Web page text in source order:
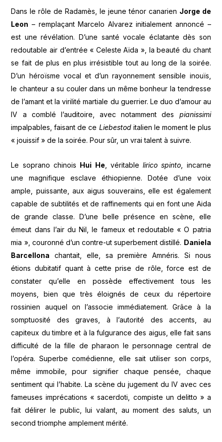
Dans le rôle de Radamès, le jeune ténor canarien Jorge de
Leon – remplaçant Marcelo Alvarez initialement annoncé –
est une révélation. D’une santé vocale éclatante dès son
redoutable air d’entrée « Celeste Aïda », la beauté du chant
se fait de plus en plus irrésistible tout au long de la soirée.
D’un héroïsme vocal et d’un rayonnement sensible inouïs,
le chanteur a su couler dans un même bonheur la tendresse
de l’amant et la virilité martiale du guerrier. Le duo d’amour au
IV a comblé l’auditoire, avec notamment des pianissimi
impalpables, faisant de ce Liebestoditalien le moment le plus
« jouissif » de la soirée. Pour sûr, un vrai talent à suivre.
Le soprano chinois Hui He, véritablelirico spinto, incarne
une magnifique esclave éthiopienne. Dotée d’une voix
ample, puissante, aux aigus souverains, elle est également
capable de subtilités et de raffinements qui en font une Aida
de grande classe. D’une belle présence en scène, elle
émeut dans l’air du Nil, le fameux et redoutable « O patria
mia », couronné d’un contre-ut superbement distillé. Daniela
Barcellona chantait, elle, sa première Amnéris. Si nous
étions dubitatif quant à cette prise de rôle, force est de
constater qu’elle en possède effectivement tous les
moyens, bien que très éloignés de ceux du répertoire
rossinien auquel on l’associe immédiatement. Grâce à la
somptuosité des graves, à l’autorité des accents, au
capiteux du timbre et à la fulgurance des aigus, elle fait sans
difficulté de la fille de pharaon le personnage central de
l’opéra. Superbe comédienne, elle sait utiliser son corps,
même immobile, pour signifier chaque pensée, chaque
sentiment qui l’habite. La scène du jugement du IV avec ces
fameuses imprécations « sacerdoti, compiste un delitto » a
fait délirer le public, lui valant, au moment des saluts, un
second triomphe amplement mérité.